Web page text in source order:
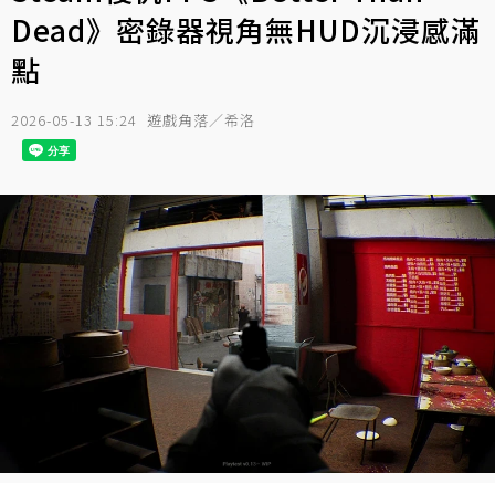
Dead》密錄器視角無HUD沉浸感滿
點
2026-05-13 15:24 遊戲角落／希洛